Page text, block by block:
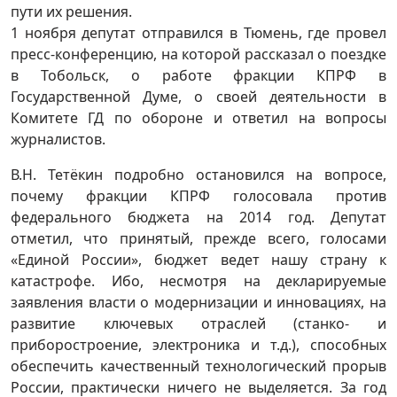
пути их решения.
1 ноября депутат отправился в Тюмень, где провел
пресс-конференцию, на которой рассказал о поездке
в Тобольск, о работе фракции КПРФ в
Государственной Думе, о своей деятельности в
Комитете ГД по обороне и ответил на вопросы
журналистов.
В.Н. Тетёкин подробно остановился на вопросе,
почему фракции КПРФ голосовала против
федерального бюджета на 2014 год. Депутат
отметил, что принятый, прежде всего, голосами
«Единой России», бюджет ведет нашу страну к
катастрофе. Ибо, несмотря на декларируемые
заявления власти о модернизации и инновациях, на
развитие ключевых отраслей (станко- и
приборостроение, электроника и т.д.), способных
обеспечить качественный технологический прорыв
России, практически ничего не выделяется. За год